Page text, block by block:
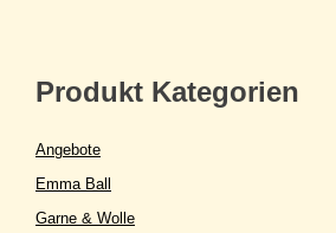
Produkt Kategorien
Angebote
Emma Ball
Garne & Wolle